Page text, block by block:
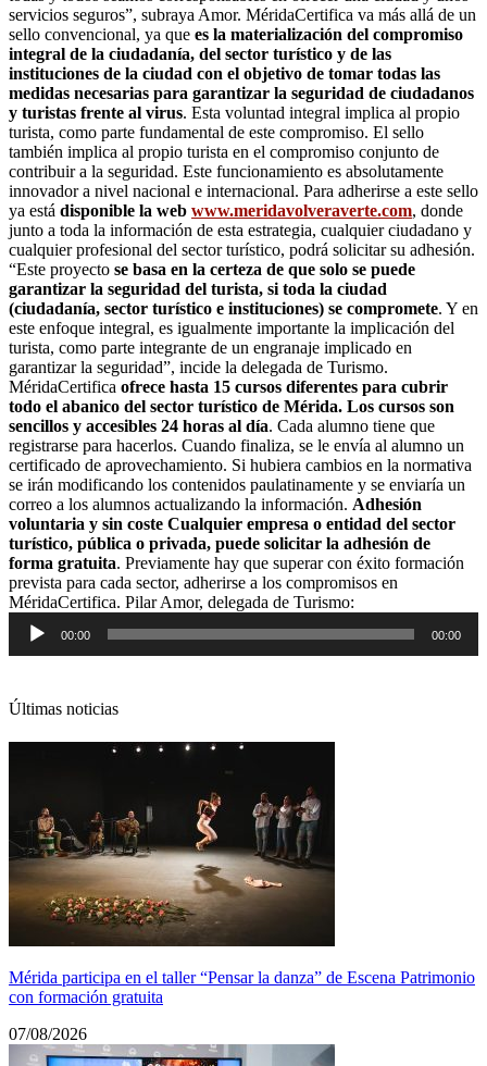
servicios seguros”, subraya Amor. MéridaCertifica va más allá de un
sello convencional, ya que es la materialización del compromiso
integral de la ciudadanía, del sector turístico y de las
instituciones de la ciudad con el objetivo de tomar todas las
medidas necesarias para garantizar la seguridad de ciudadanos
y turistas frente al virus. Esta voluntad integral implica al propio
turista, como parte fundamental de este compromiso. El sello
también implica al propio turista en el compromiso conjunto de
contribuir a la seguridad. Este funcionamiento es absolutamente
innovador a nivel nacional e internacional. Para adherirse a este sello
ya está disponible la web www.meridavolveraverte.com, donde
junto a toda la información de esta estrategia, cualquier ciudadano y
cualquier profesional del sector turístico, podrá solicitar su adhesión.
“Este proyecto se basa en la certeza de que solo se puede
garantizar la seguridad del turista, si toda la ciudad
(ciudadanía, sector turístico e instituciones) se compromete. Y en
este enfoque integral, es igualmente importante la implicación del
turista, como parte integrante de un engranaje implicado en
garantizar la seguridad”, incide la delegada de Turismo.
MéridaCertifica ofrece hasta 15 cursos diferentes para cubrir
todo el abanico del sector turístico de Mérida. Los cursos son
sencillos y accesibles 24 horas al día. Cada alumno tiene que
registrarse para hacerlos. Cuando finaliza, se le envía al alumno un
certificado de aprovechamiento. Si hubiera cambios en la normativa
se irán modificando los contenidos paulatinamente y se enviaría un
correo a los alumnos actualizando la información. Adhesión
voluntaria y sin coste Cualquier empresa o entidad del sector
turístico, pública o privada, puede solicitar la adhesión de
forma gratuita. Previamente hay que superar con éxito formación
prevista para cada sector, adherirse a los compromisos en
MéridaCertifica. Pilar Amor, delegada de Turismo:
audio
00:00 00:00
Últimas noticias
Mérida participa en el taller “Pensar la danza” de Escena Patrimonio
con formación gratuita
07/08/2026